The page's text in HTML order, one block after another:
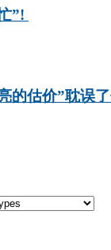
”!
的估价”耽误